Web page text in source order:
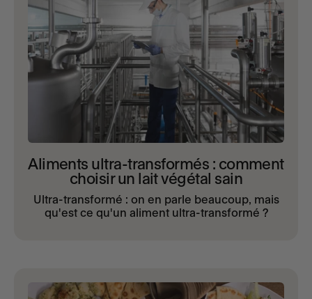
Aliments ultra-transformés : comment
choisir un lait végétal sain
Ultra-transformé : on en parle beaucoup, mais
qu'est ce qu'un aliment ultra-transformé ?